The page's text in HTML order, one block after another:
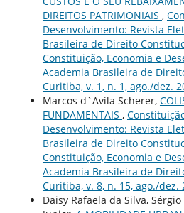
DIREITOS PATRIMONIAIS ,
Desenvolvimento: Revista
Brasileira de Direito
Constituição, Economia e
Academia Brasileira de
Curitiba, v. 1, n. 1, ago./dez.
Marcos d`Avila Scherer,
FUNDAMENTAIS ,
Desenvolvimento: Revista
Brasileira de Direito
Constituição, Economia e
Academia Brasileira de
Curitiba, v. 8, n. 15, ago./dez.
Daisy Rafaela da Silva,